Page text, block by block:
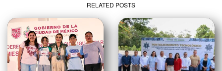
RELATED POSTS